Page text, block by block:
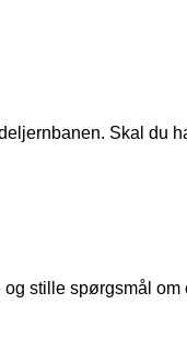
Skal
stille spørgsmål